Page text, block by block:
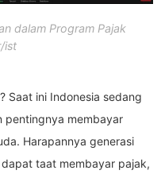
dalam Program Pajak
ist
Saat ini Indonesia sedang
pentingnya membayar
Harapannya generasi
taat membayar pajak,